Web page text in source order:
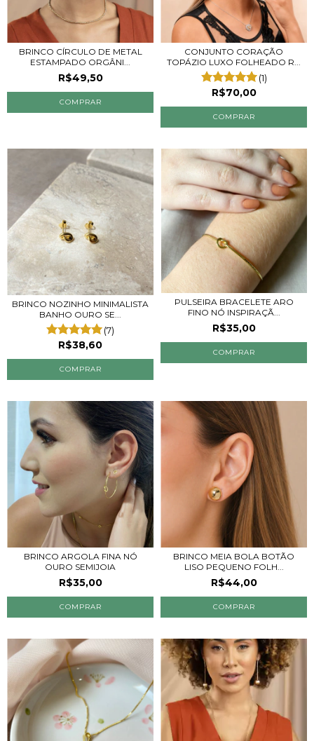
BRINCO CÍRCULO DE METAL
ESTAMPADO ORGÂNI...
R$49,50
CONJUNTO CORAÇÃO
TOPÁZIO LUXO FOLHEADO R...
(1)
R$70,00
BRINCO NOZINHO MINIMALISTA
BANHO OURO SE...
(7)
R$38,60
PULSEIRA BRACELETE ARO
FINO NÓ INSPIRAÇÃ...
R$35,00
BRINCO ARGOLA FINA NÓ
OURO SEMIJOIA
R$35,00
BRINCO MEIA BOLA BOTÃO
LISO PEQUENO FOLH...
R$44,00